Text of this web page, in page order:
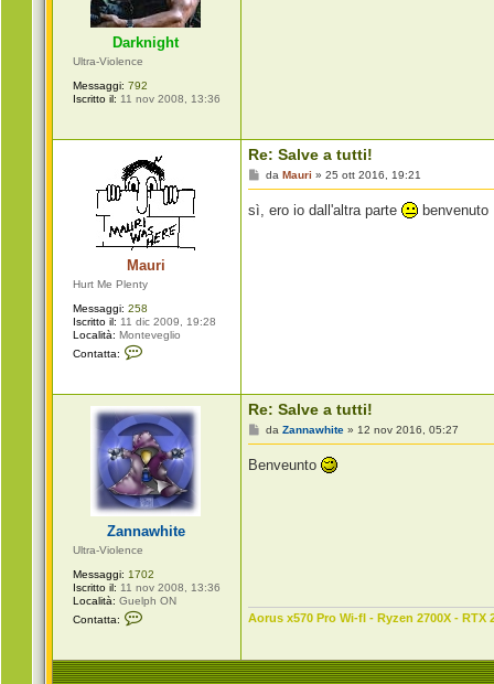
r
Darknight
Ultra-Violence
Messaggi: 792
Iscritto il: 11 nov 2008, 13:36
Mauri
Hurt Me Plenty
Messaggi: 258
Iscritto il: 11 dic 2009, 19:28
Località: Monteveglio
Contatta:
t
t
a
M
a
u
r
i
Re: Salve a tutti!
M
e
s
daMauri »25 ott 2016, 19:21
sì, ero io dall'altra parte benvenuto
Zannawhite
Ultra-Violence
Messaggi: 1702
Iscritto il: 11 nov 2008, 13:36
Località: Guelph ON
Contatta:
a
t
Re: Salve a tutti!
M
e
s
daZannawhite » 12 nov 2016, 05:27
Benveunto
Aorus x570 Pro Wi-fI - Ryzen 2700X - RTX